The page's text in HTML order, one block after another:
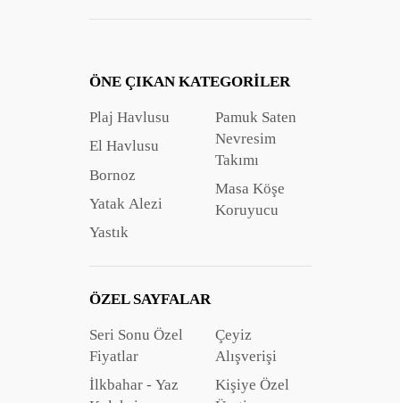
ÖNE ÇIKAN KATEGORILER
Plaj Havlusu
El Havlusu
Bornoz
Yatak Alezi
Yastık
Pamuk Saten
Nevresim
Takımı
Masa Köşe
Koruyucu
ÖZEL SAYFALAR
Seri Sonu Özel
Fiyatlar
İlkbahar - Yaz
Çeyiz
Alışverişi
Kişiye Özel